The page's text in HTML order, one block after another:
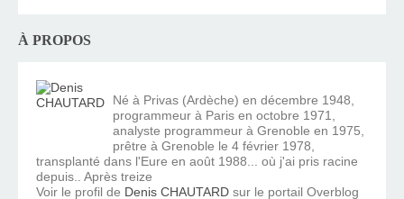
À PROPOS
Né à Privas (Ardèche) en décembre 1948,
programmeur à Paris en octobre 1971,
analyste programmeur à Grenoble en 1975,
prêtre à Grenoble le 4 février 1978,
transplanté dans l'Eure en août 1988... où j'ai pris racine
depuis.. Après treize
Voir le profil de Denis CHAUTARD sur le portail Overblog